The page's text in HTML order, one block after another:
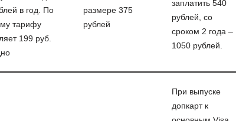
в год. По
тарифу
199 руб.
размере 375
рублей
заплатить 540
рублей, со
сроком 2 года –
1050 рублей.
При выпуске
допкарт к